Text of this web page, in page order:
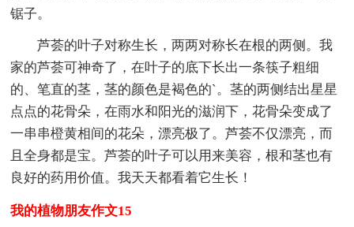
锯子。
芦荟的叶子对称生长，两两对称长在根的两侧。我
家的芦荟可神奇了，在叶子的底下长出一条筷子粗细
的、笔直的茎，茎的颜色是褐色的`。茎的两侧结出星星
点点的花骨朵，在雨水和阳光的滋润下，花骨朵变成了
一串串橙黄相间的花朵，漂亮极了。芦荟不仅漂亮，而
且全身都是宝。芦荟的叶子可以用来美容，根和茎也有
良好的药用价值。我天天都看着它生长！
我的植物朋友作文15